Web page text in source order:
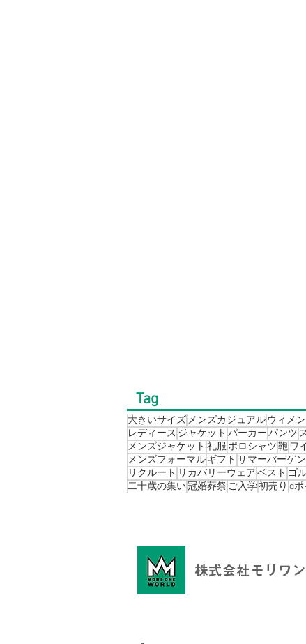
Tag
大きいサイズメンズカジュアルウィメ
レディース ジャケット パーカーパンツ
メンズジャケット 礼服ポロシャツ鞄 ワ
メンズフォーマルギフト サマーバーゲン
リクルート リカバリーウェアベスト ゴ
二十歳の集い冠婚葬祭 ご入学初売り dポ
株式会社モリワン